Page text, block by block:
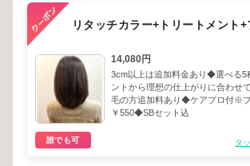
リタッチカラー+トリートメント+
14,080円
3cm以上は追加料金あり◆選べる5
ントから理想の仕上がりに合わせ
毛の方追加料あり◆ケアプロ付※
￥550◆SBセット込
誰でも可 タ